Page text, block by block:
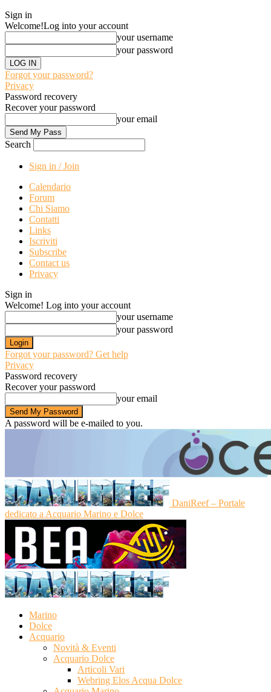
Sign in
Welcome!Log into your account
your username
your password
Forgot your password?
Privacy
Password recovery
Recover your password
your email
Search
Sign in / Join
Calendario
Forum
Chi Siamo
Contatti
Links
Iscriviti
Subscribe
Contact us
Privacy
Sign in
Welcome! Log into your account
your username
your password
Forgot your password? Get help
Privacy
Password recovery
Recover your password
your email
A password will be e-mailed to you.
DaniReef – Portale
dedicato a Acquario Marino e Dolce
Marino
Dolce
Acquario
Novità & Eventi
Acquario Dolce
Articoli Vari
Webring Elos Acqua Dolce